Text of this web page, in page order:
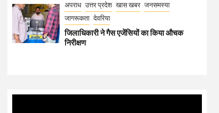
अपराध उत्तर प्रदेश खास खबर जनसमस्या
जागरूकता देवरिया
जिलाधिकारी ने गैस एजेंसियों का किया औचक
निरीक्षण